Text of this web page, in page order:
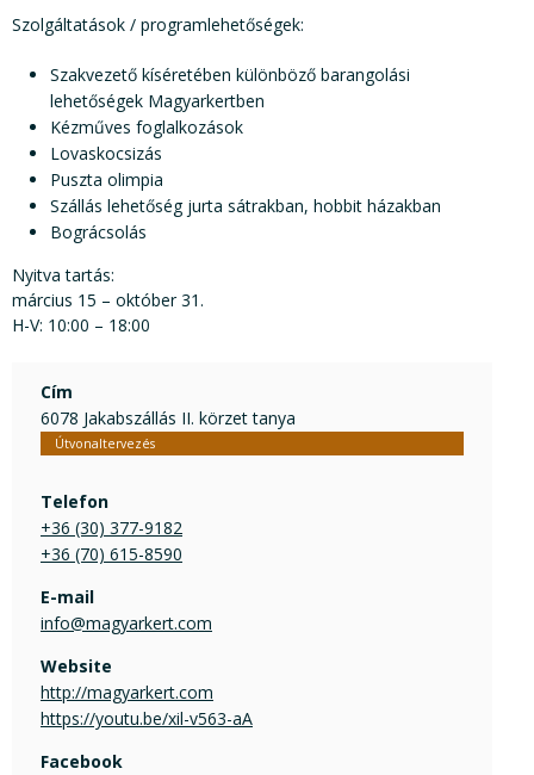
Szolgáltatások / programlehetőségek:
Szakvezető kíséretében különböző barangolási
lehetőségek Magyarkertben
Kézműves foglalkozások
Lovaskocsizás
Puszta olimpia
Szállás lehetőség jurta sátrakban, hobbit házakban
Bográcsolás
Nyitva tartás:
március 15 – október 31.
H-V: 10:00 – 18:00
Cím
6078 Jakabszállás II. körzet tanya
Útvonaltervezés
Telefon
+36 (30) 377-9182
+36 (70) 615-8590
E-mail
info@magyarkert.com
Website
http://magyarkert.com
https://youtu.be/xil-v563-aA
Facebook